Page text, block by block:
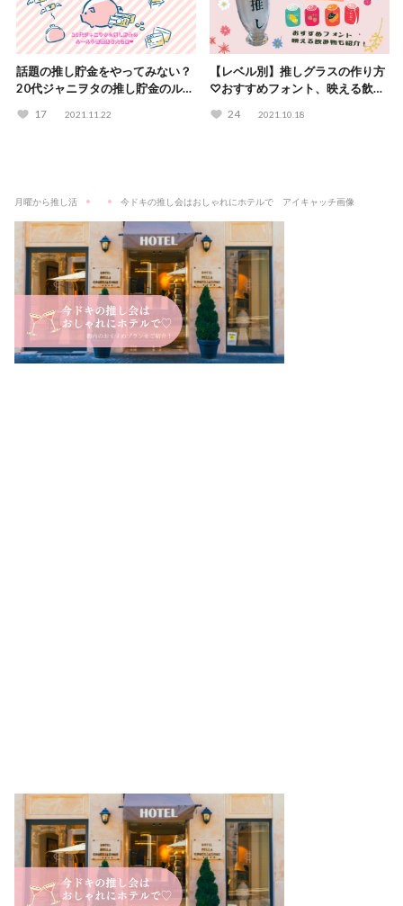
話題の推し貯金をやってみない？
20代ジャニヲタの推し貯金のルー
17 2021.11.22
【レベル別】推しグラスの作り方
♡おすすめフォント、映える飲み
24 2021.10.18
月曜から推し活 今ドキの推し会はおしゃれにホテルで アイキャッチ画像